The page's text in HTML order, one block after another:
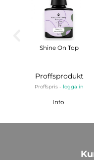
Shine On Top
Proffsprodukt
Proffspris - logga in
Info